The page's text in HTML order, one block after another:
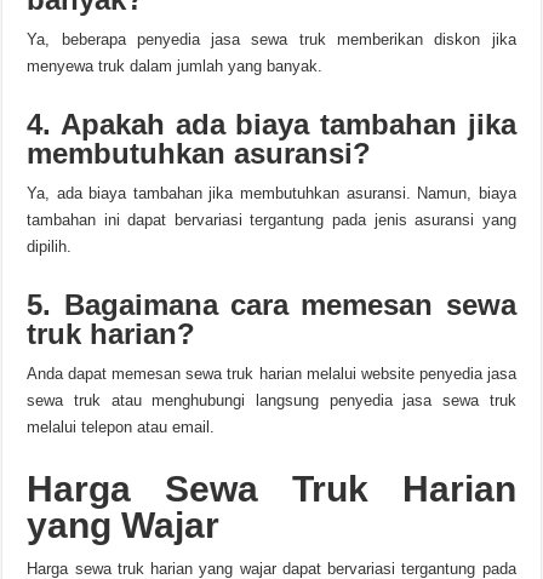
Ya, beberapa penyedia jasa sewa truk memberikan diskon jika
menyewa truk dalam jumlah yang banyak.
4. Apakah ada biaya tambahan jika
membutuhkan asuransi?
Ya, ada biaya tambahan jika membutuhkan asuransi. Namun, biaya
tambahan ini dapat bervariasi tergantung pada jenis asuransi yang
dipilih.
5. Bagaimana cara memesan sewa
truk harian?
Anda dapat memesan sewa truk harian melalui website penyedia jasa
sewa truk atau menghubungi langsung penyedia jasa sewa truk
melalui telepon atau email.
Harga Sewa Truk Harian
yang Wajar
Harga sewa truk harian yang wajar dapat bervariasi tergantung pada